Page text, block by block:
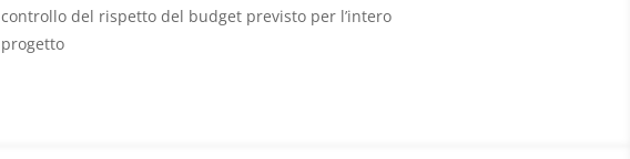
controllo del rispetto del budget previsto per l’intero
progetto